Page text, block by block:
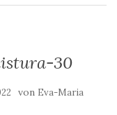
30
von Eva-Maria